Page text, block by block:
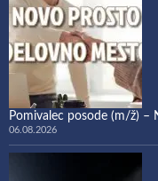
Pomivalec posode (m/ž) –
06.08.2026